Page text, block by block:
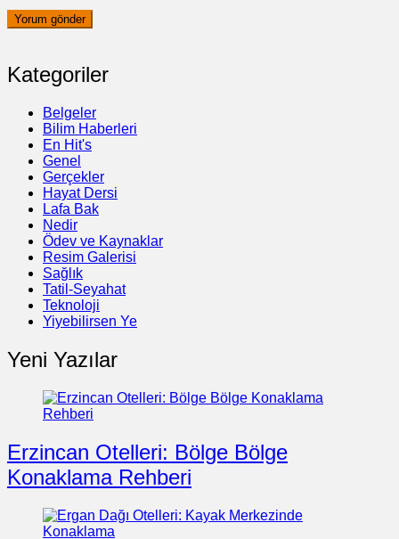
Kategoriler
Belgeler
Bilim Haberleri
En Hit's
Genel
Gerçekler
Hayat Dersi
Lafa Bak
Nedir
Ödev ve Kaynaklar
Resim Galerisi
Sağlık
Tatil-Seyahat
Teknoloji
Yiyebilirsen Ye
Yeni Yazılar
Erzincan Otelleri: Bölge Bölge
Konaklama Rehberi